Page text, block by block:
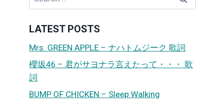
for:
LATEST POSTS
Mrs. GREEN APPLE – ナハトムジーク 歌詞
櫻坂46 – 君がサヨナラ言えたって・・・ 歌
詞
BUMP OF CHICKEN – Sleep Walking